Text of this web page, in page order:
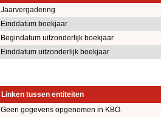
Jaarvergadering
Einddatum boekjaar
Begindatum uitzonderlijk boekjaar
Einddatum uitzonderlijk boekjaar
Linken tussen entiteiten
Geen gegevens opgenomen in KBO.